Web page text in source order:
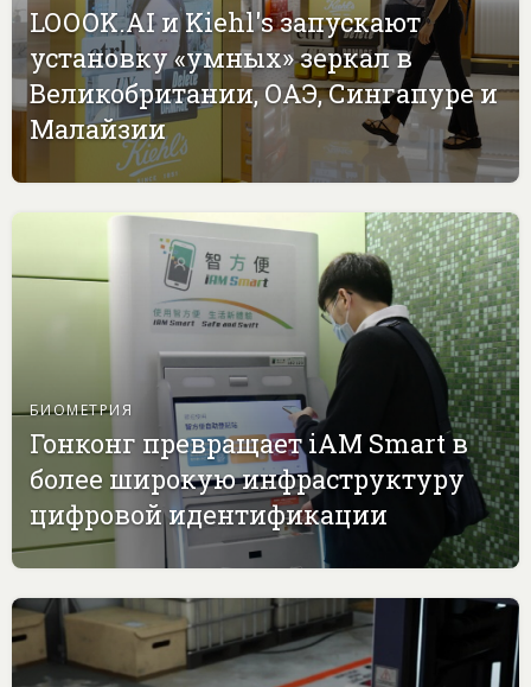
LOOOK.AI и Kiehl's запускают
установку «умных» зеркал в
Великобритании, ОАЭ, Сингапуре и
Малайзии
БИОМЕТРИЯ
Гонконг превращает iAM Smart в
более широкую инфраструктуру
цифровой идентификации